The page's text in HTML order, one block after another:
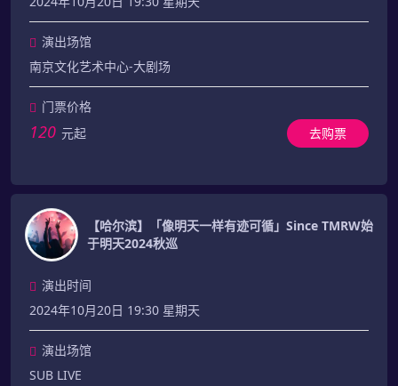
演出场馆
南京文化艺术中心-大剧场
门票价格
120 元起 去购票
【哈尔滨】「像明天一样有迹可循」Since TMRW始
于明天2024秋巡
演出时间
2024年10月20日 19:30 星期天
演出场馆
SUB LIVE